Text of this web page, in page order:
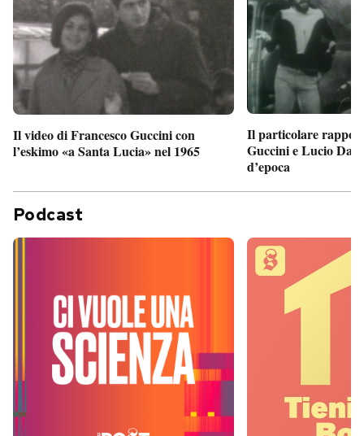
Il video di Francesco Guccini con
l’eskimo «a Santa Lucia» nel 1965
Il particolare
Guccini e Lucio
d’epoca
Podcast